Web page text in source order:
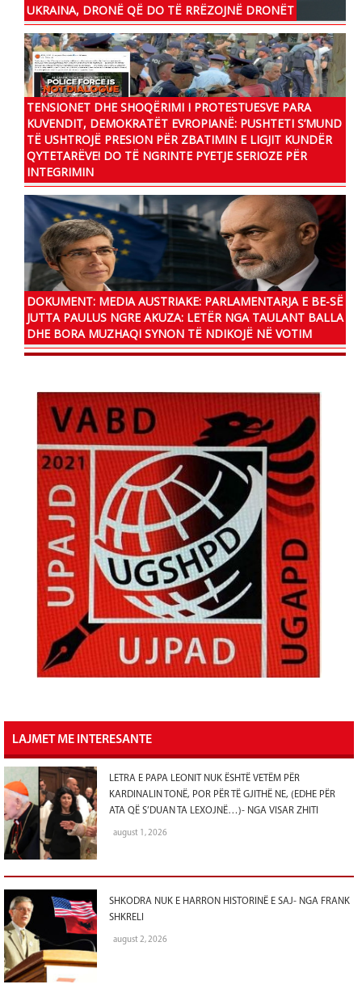
UKRAINA, DRONË QË DO TË RRËZOJNË DRONËT
TENSIONET DHE SHOQËRIMI I PROTESTUESVE PARA
KUVENDIT, DEMOKRATËT EVROPIANË: PUSHTETI S’MUND
TË USHTROJË PRESION PËR ZBATIMIN E LIGJIT KUNDËR
QYTETARËVE! DO TË NGRINTE PYETJE SERIOZE PËR
INTEGRIMIN
DOKUMENT: MEDIA AUSTRIAKE: PARLAMENTARJA E BE-SË
JUTTA PAULUS NGRE AKUZA: LETËR NGA TAULANT BALLA
DHE BORA MUZHAQI SYNON TË NDIKOJË NË VOTIM
LAJMET ME INTERESANTE
LETRA E PAPA LEONIT NUK ËSHTË VETËM PËR
KARDINALIN TONË, POR PËR TË GJITHË NE, (EDHE PËR
ATA QË S’DUAN TA LEXOJNË…)- NGA VISAR ZHITI
august 1, 2026
SHKODRA NUK E HARRON HISTORINË E SAJ- NGA FRANK
SHKRELI
august 2, 2026